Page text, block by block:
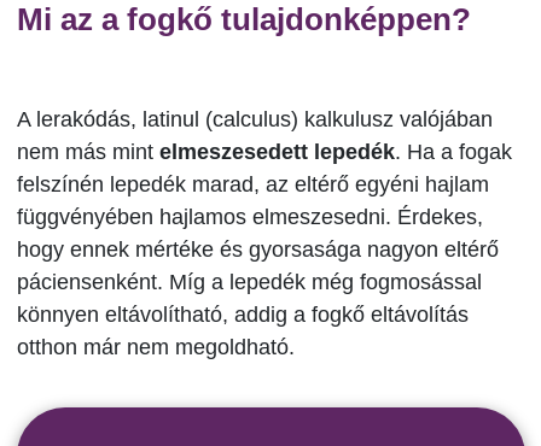
Mi az a fogkő tulajdonképpen?
A lerakódás, latinul (calculus) kalkulusz valójában
nem más mint elmeszesedett lepedék. Ha a fogak
felszínén lepedék marad, az eltérő egyéni hajlam
függvényében hajlamos elmeszesedni. Érdekes,
hogy ennek mértéke és gyorsasága nagyon eltérő
páciensenként. Míg a lepedék még fogmosással
könnyen eltávolítható, addig a fogkő eltávolítás
otthon már nem megoldható.